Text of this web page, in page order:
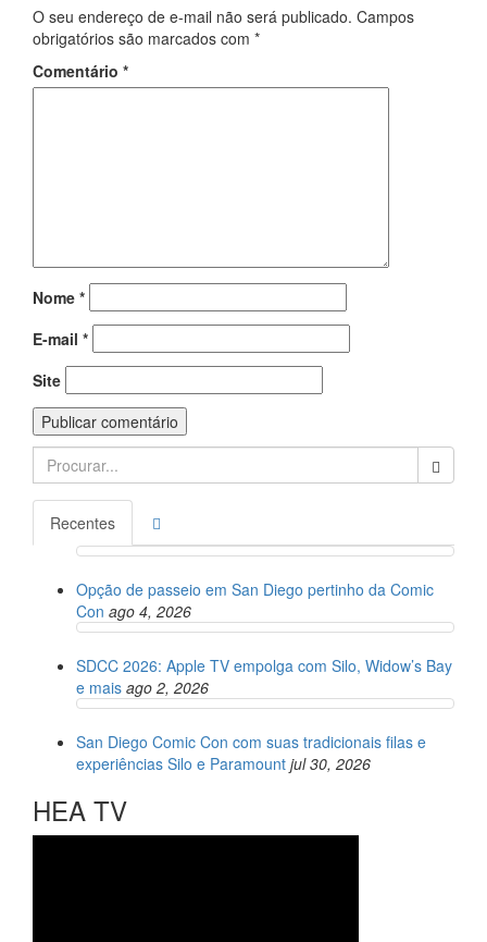
O seu endereço de e-mail não será publicado. Campos
obrigatórios são marcados com *
Comentário *
Nome *
E-mail *
Site
Search
for:
Recentes
Opção de passeio em San Diego pertinho da Comic
Con ago 4, 2026
SDCC 2026: Apple TV empolga com Silo, Widow’s Bay
e mais ago 2, 2026
San Diego Comic Con com suas tradicionais filas e
experiências Silo e Paramount jul 30, 2026
HEA TV